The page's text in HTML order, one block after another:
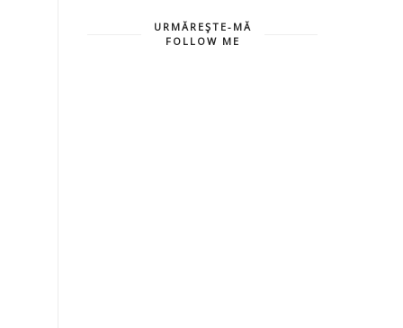
URMĂREŞTE-MĂ
FOLLOW ME